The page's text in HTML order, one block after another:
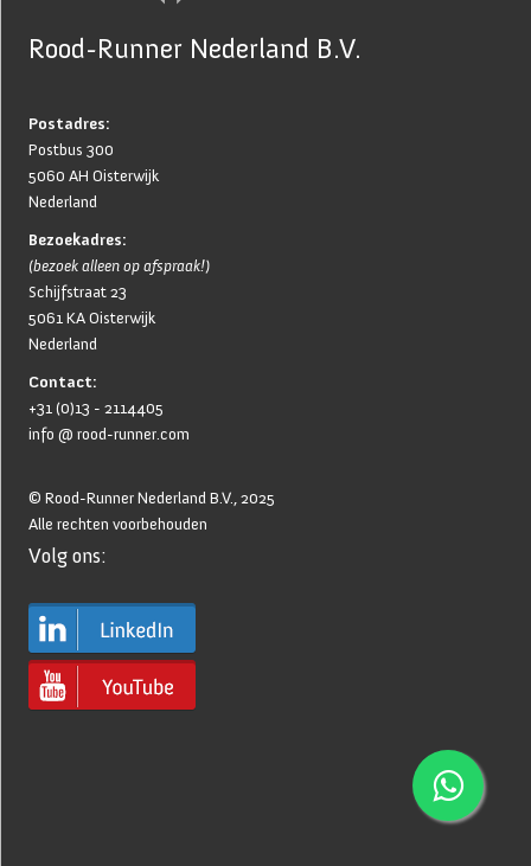
Productportfolio
Service
Rood-Runner Nederland B.V.
Postadres:
Postbus 300
5060 AH Oisterwijk
Nederland
Bezoekadres:
(bezoek alleen op afspraak!)
Schijfstraat 23
5061 KA Oisterwijk
Nederland
Contact:
+31 (0)13 - 2114405
info @ rood-runner.com
© Rood-Runner Nederland B.V., 2025
Alle rechten voorbehouden
Volg ons: